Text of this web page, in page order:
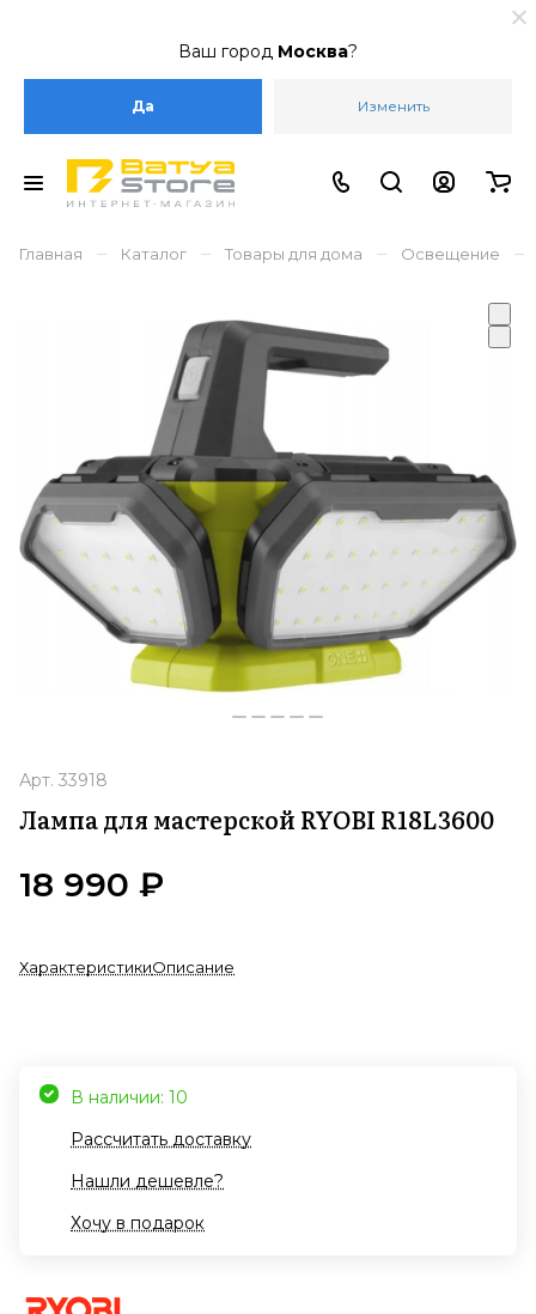
Ваш город Москва?
Да Изменить
Главная – Каталог – Товары для дома – Освещение –
Арт. 33918
Лампа для мастерской RYOBI R18L3600
18 990 ₽
ХарактеристикиОписание
В наличии: 10
Рассчитать доставку
Нашли дешевле?
Хочу в подарок